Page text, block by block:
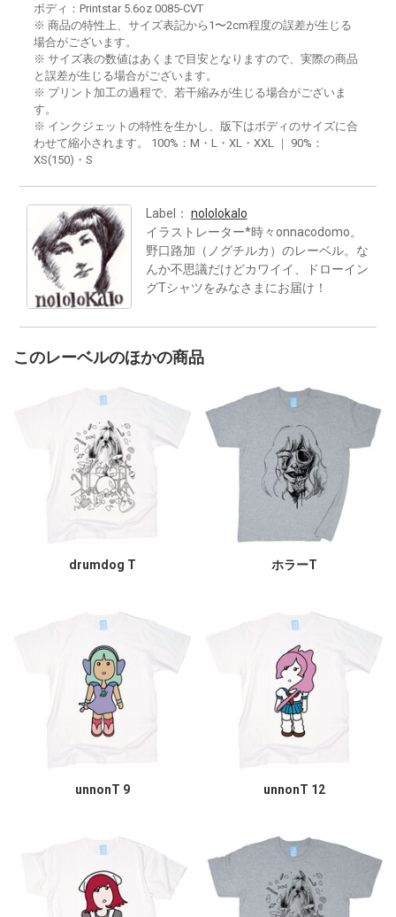
ボディ：Printstar 5.6oz 0085-CVT
※ 商品の特性上、サイズ表記から1〜2cm程度の誤差が生じる
場合がございます。
※ サイズ表の数値はあくまで目安となりますので、実際の商品
と誤差が生じる場合がございます。
※ プリント加工の過程で、若干縮みが生じる場合がございま
す。
※ インクジェットの特性を生かし、版下はボディのサイズに合
わせて縮小されます。 100%：M・L・XL・XXL ｜ 90%：
XS(150)・S
Label： nololokalo
イラストレーター*時々onnacodomo。
野口路加（ノグチルカ）のレーベル。な
んか不思議だけどカワイイ、ドローイン
グTシャツをみなさまにお届け！
このレーベルのほかの商品
drumdog T ホラーT
unnonT 9 unnonT 12